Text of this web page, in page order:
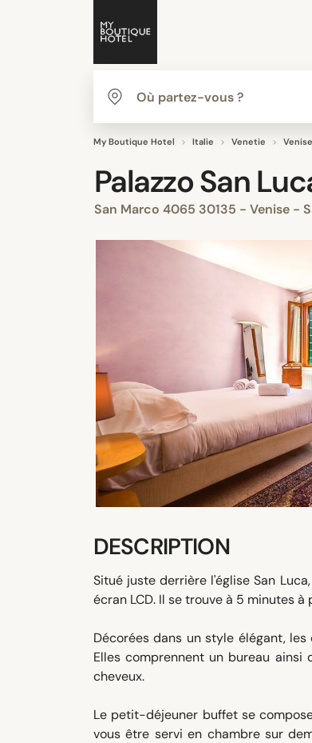
My Boutique Hotel Italie Venetie Venise
Palazzo San
San Marco 4065 30135 - Venise -
DESCRIPTION
Situé juste derrière l'église San
écran LCD. Il se trouve à 5 minutes
Décorées dans un style élégant,
Elles comprennent un bureau
cheveux.
Le petit-déjeuner buffet se
vous être servi en chambre sur